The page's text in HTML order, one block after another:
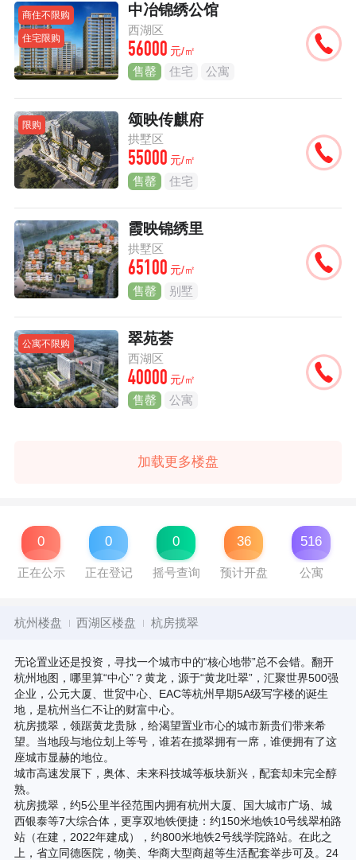
商住不限购
住宅限购
中冶锦绣公馆
西湖区
56000 元/㎡
售罄 住宅 公寓
限购 颂映传麒府
拱墅区
55000 元/㎡
售罄 住宅
霞映锦绣里
拱墅区
65100 元/㎡
售罄 别墅
公寓不限购 翠苑荟
西湖区
40000 元/㎡
售罄 公寓
加载更多楼盘
0
正在公示
0
正在登记
0
摇号查询
36
预计开盘
516
公寓
杭州楼盘 西湖区楼盘 杭房揽翠
无论置业还是投资，寻找一个城市中的“核心地带”总不会错。翻开
杭州地图，哪里算“中心”？黄龙，源于“黄龙吐翠”，汇聚世界500强
企业，公元大厦、世贸中心、EAC等杭州早期5A级写字楼的诞生
地，是杭州当仁不让的财富中心。
杭房揽翠，领踞黄龙贵脉，给渴望置业市心的城市新贵们带来希
望。当地段与地位划上等号，谁若在揽翠拥有一席，谁便拥有了这
座城市显赫的地位。
城市高速发展下，奥体、未来科技城等板块新兴，配套却未完全醇
熟。
杭房揽翠，约5公里半径范围内拥有杭州大厦、国大城市广场、城
西银泰等7大综合体，更享双地铁便捷：约150米地铁10号线翠柏路
站（在建，2022年建成），约800米地铁2号线学院路站。在此之
上，省立同德医院，物美、华商大型商超等生活配套举步可及。24